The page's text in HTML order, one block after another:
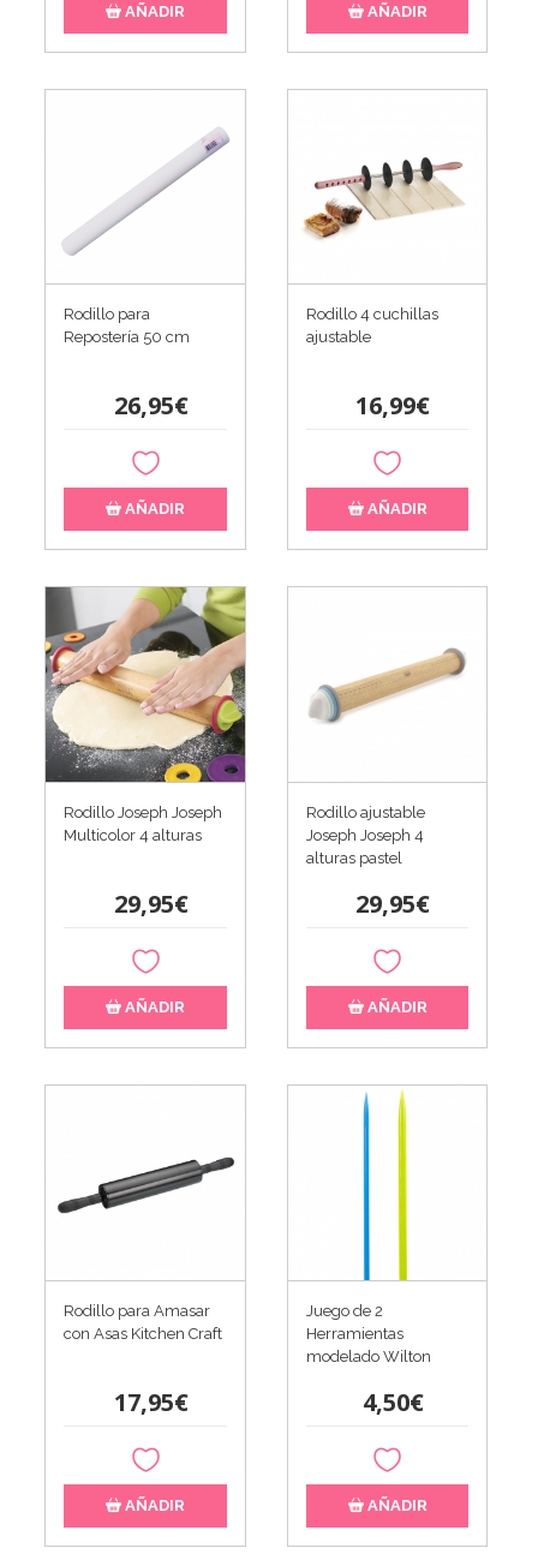
AÑADIR AÑADIR
Rodillo para
Repostería 50 cm
26,95€
AÑADIR
Rodillo 4 cuchillas
ajustable
16,99€
AÑADIR
Rodillo Joseph Joseph
Multicolor 4 alturas
29,95€
AÑADIR
Rodillo ajustable
Joseph Joseph 4
alturas pastel
29,95€
AÑADIR
Rodillo para Amasar
con Asas Kitchen Craft
17,95€
AÑADIR
Juego de 2
Herramientas
modelado Wilton
4,50€
AÑADIR